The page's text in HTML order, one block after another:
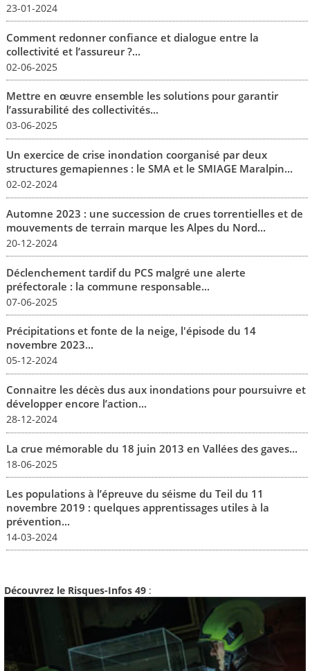
23-01-2024
Comment redonner confiance et dialogue entre la
collectivité et l’assureur ?...
02-06-2025
Mettre en œuvre ensemble les solutions pour garantir
l’assurabilité des collectivités...
03-06-2025
Un exercice de crise inondation coorganisé par deux
structures gemapiennes : le SMA et le SMIAGE Maralpin...
02-02-2024
Automne 2023 : une succession de crues torrentielles et de
mouvements de terrain marque les Alpes du Nord...
20-12-2024
Déclenchement tardif du PCS malgré une alerte
préfectorale : la commune responsable...
07-06-2025
Précipitations et fonte de la neige, l'épisode du 14
novembre 2023...
05-12-2024
Connaitre les décès dus aux inondations pour poursuivre et
développer encore l’action...
28-12-2024
La crue mémorable du 18 juin 2013 en Vallées des gaves...
18-06-2025
Les populations à l’épreuve du séisme du Teil du 11
novembre 2019 : quelques apprentissages utiles à la
prévention...
14-03-2024
Découvrez le Risques-Infos 49 :